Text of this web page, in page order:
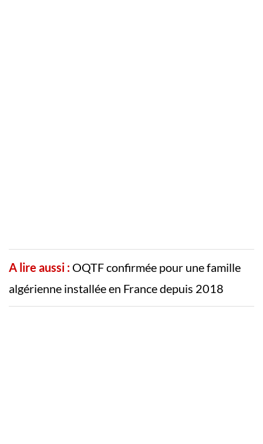
A lire aussi : OQTF confirmée pour une famille
algérienne installée en France depuis 2018